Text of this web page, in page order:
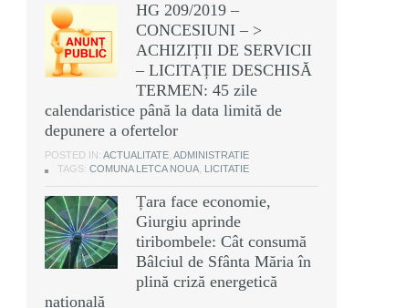
HG 209/2019 –
CONCESIUNI – >
ACHIZIȚII DE SERVICII
– LICITAȚIE DESCHISĂ
TERMEN: 45 zile
calendaristice până la data limită de
depunere a ofertelor
POSTED IN: ACTUALITATE ADMINISTRATIE
TAGS: COMUNA LETCA NOUA LICITATIE
Țara face economie,
Giurgiu aprinde
tiribombele: Cât consumă
Bâlciul de Sfânta Măria în
plină criză energetică
națională